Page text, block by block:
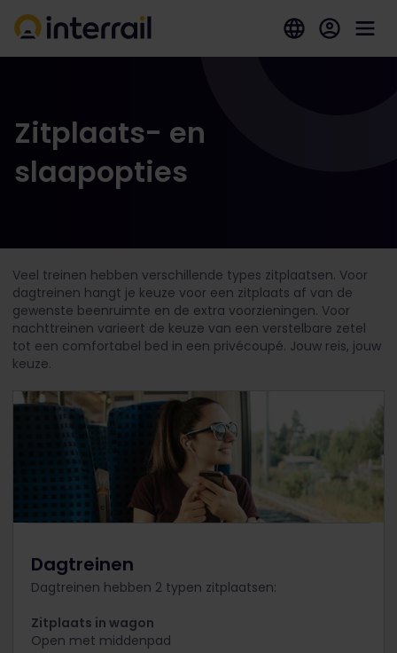
Zitplaats- en
slaapopties
Veel treinen hebben verschillende types zitplaatsen. Voor
dagtreinen hangt je keuze voor een zitplaats af van de
gewenste beenruimte en de extra voorzieningen. Voor
nachttreinen varieert de keuze van een verstelbare zetel
tot een comfortabel bed in een privécoupé. Jouw reis, jouw
keuze.
Dagtreinen
Dagtreinen hebben 2 typen zitplaatsen:
Zitplaats in wagon
Open met middenpad